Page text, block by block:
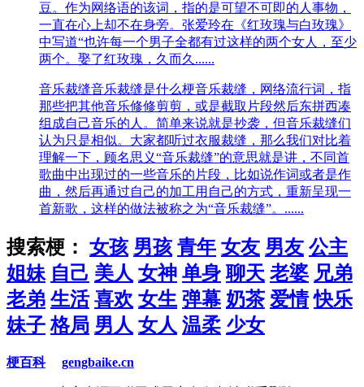
豆。作为网络语的该词，指的是可望不可即的人事物，
一直在心上却不在身旁。张爱玲在《红玫瑰与白玫瑰》
中写道“也许每一个男子全都有过这样的两个女人，至少
两个。娶了红玫瑰，久而久......
音乐裁缝音乐裁缝是什么梗音乐裁缝，网络流行词，指
那些把其他音乐修修剪剪，或是截取片段然后东拼西凑
组成自己音乐的人。简单来说就是抄袭，但音乐裁缝们
认为只是相似。大家都听过衣服裁缝，那么我们对比着
理解一下，顾名思义“音乐裁缝”的意思就是讲，不同首
歌曲中出现过的一些音乐的片段，比如说作词或者是作
曲，然后再通过自己的加工用自己的方式，重新呈现一
首新歌，这样的做法被称之为“音乐裁缝”。......
搜索梗： 女孩 男孩 青年 女友 男友 公主
姐妹 自己 美人 女神 单身 聊天 老婆 兄弟
老弟 生活 喜欢 女生 弹幕 奶茶 爱情 快乐
妹子 格局 男人 女人 温柔 少女
梗百科 gengbaike.cn